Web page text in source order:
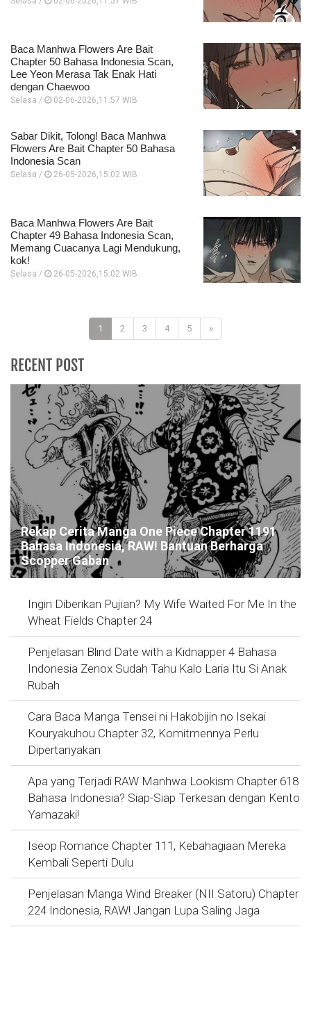
Baca Manhwa Flowers Are Bait
Chapter 50 Bahasa Indonesia Scan,
Lee Yeon Merasa Tak Enak Hati
dengan Chaewoo
Selasa / 02-06-2026,11:57 WIB
Sabar Dikit, Tolong! Baca Manhwa
Flowers Are Bait Chapter 50 Bahasa
Indonesia Scan
Selasa / 26-05-2026,15:02 WIB
Baca Manhwa Flowers Are Bait
Chapter 49 Bahasa Indonesia Scan,
Memang Cuacanya Lagi Mendukung,
kok!
Selasa / 26-05-2026,15:02 WIB
1 2 3 4 5 »
RECENT POST
Rekap Cerita Manga One Piece Chapter 1191
Bahasa Indonesia, RAW! Bantuan Berharga
Scopper Gaban
Ingin Diberikan Pujian? My Wife Waited For Me In the
Wheat Fields Chapter 24
Penjelasan Blind Date with a Kidnapper 4 Bahasa
Indonesia Zenox Sudah Tahu Kalo Laria Itu Si Anak
Rubah
Cara Baca Manga Tensei ni Hakobijin no Isekai
Kouryakuhou Chapter 32, Komitmennya Perlu
Dipertanyakan
Apa yang Terjadi RAW Manhwa Lookism Chapter 618
Bahasa Indonesia? Siap-Siap Terkesan dengan Kento
Yamazaki!
Iseop Romance Chapter 111, Kebahagiaan Mereka
Kembali Seperti Dulu
Penjelasan Manga Wind Breaker (NII Satoru) Chapter
224 Indonesia, RAW! Jangan Lupa Saling Jaga